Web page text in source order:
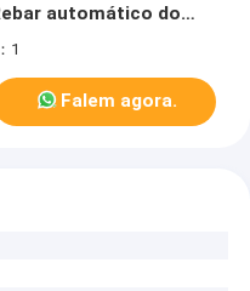
automático do
1
Falem agora.